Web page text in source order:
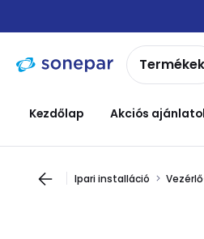
navigációhoztartalomra
Termékek
Kezdőlap Akciós
Ipari installáció